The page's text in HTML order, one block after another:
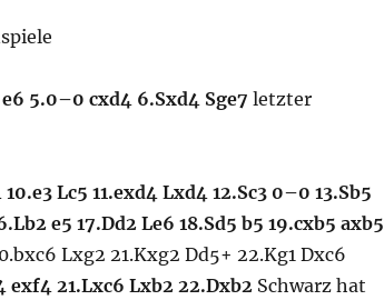
5.0–0 cxd4 6.Sxd4 Sge7 letzter
Lc5 11.exd4 Lxd4 12.Sc3 0–0 13.Sb5
e5 17.Dd2 Le6 18.Sd5 b5 19.cxb5 axb5
Lxg2 21.Kxg2 Dd5+ 22.Kg1 Dxc6
exf4 21.Lxc6 Lxb2 22.Dxb2 Schwarz hat